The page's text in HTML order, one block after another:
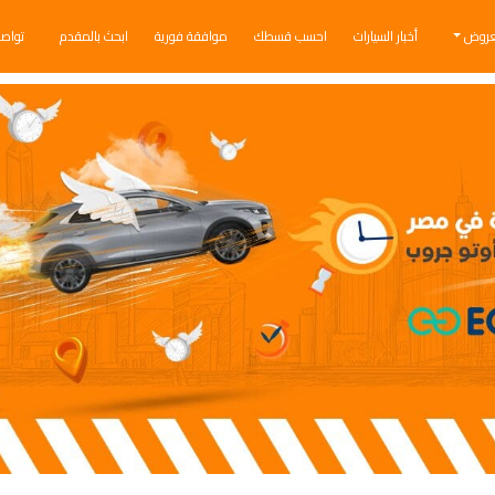
أخبار السيارات احسب قسطك موافقة فورية ابحث بالمقدم